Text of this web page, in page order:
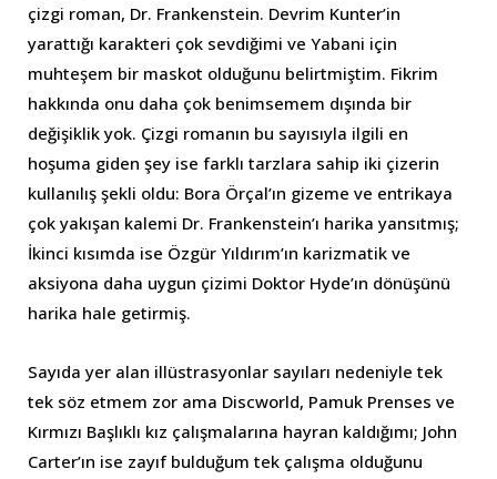
çizgi roman, Dr. Frankenstein. Devrim Kunter’in
yarattığı karakteri çok sevdiğimi ve Yabani için
muhteşem bir maskot olduğunu belirtmiştim. Fikrim
hakkında onu daha çok benimsemem dışında bir
değişiklik yok. Çizgi romanın bu sayısıyla ilgili en
hoşuma giden şey ise farklı tarzlara sahip iki çizerin
kullanılış şekli oldu: Bora Örçal’ın gizeme ve entrikaya
çok yakışan kalemi Dr. Frankenstein’ı harika yansıtmış;
İkinci kısımda ise Özgür Yıldırım’ın karizmatik ve
aksiyona daha uygun çizimi Doktor Hyde’ın dönüşünü
harika hale getirmiş.
Sayıda yer alan illüstrasyonlar sayıları nedeniyle tek
tek söz etmem zor ama Discworld, Pamuk Prenses ve
Kırmızı Başlıklı kız çalışmalarına hayran kaldığımı; John
Carter’ın ise zayıf bulduğum tek çalışma olduğunu